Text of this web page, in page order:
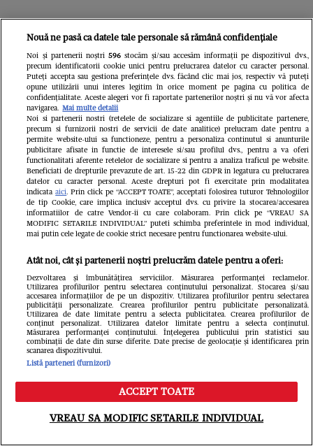
Din aceeași categorie
Meniu Caută
Nouă ne pasă ca datele tale personale să rămână confidențiale
Noi și partenerii noștri 596stocăm și/sau accesăm informații pe dispozitivul dvs.,
precum identificatorii cookie unici pentru prelucrarea datelor cu caracter personal.
Puteți accepta sau gestiona preferințele dvs. făcând clic mai jos, respectiv vă puteți
opune utilizării unui interes legitim în orice moment pe pagina cu politica de
confidențialitate. Aceste alegeri vor fi raportate partenerilor noștri și nu vă vor afecta
navigarea. Mai multe detalii
Noi si partenerii nostri (retelele de socializare si agentiile de publicitate partenere,
precum si furnizorii nostri de servicii de date analitice) prelucram date pentru a
permite website-ului sa functioneze, pentru a personaliza continutul si anunturile
publicitare afisate in functie de interesele si/sau profilul dvs., pentru a va oferi
functionalitati aferente retelelor de socializare si pentru a analiza traficul pe website.
Beneficiati de drepturile prevazute de art. 15-22 din GDPR in legatura cu prelucrarea
datelor cu caracter personal. Aceste drepturi pot fi exercitate prin modalitatea
indicataaici. Prin click pe “ACCEPT TOATE”, acceptati folosirea tuturor Tehnologiilor
de tip Cookie, care implica inclusiv acceptul dvs. cu privire la stocarea/accesarea
informatiilor de catre Vendor-ii cu care colaboram. Prin click pe “VREAU SA
MODIFIC SETARILE INDIVIDUAL” puteti schimba preferintele in mod individual,
mai putin cele legate de cookie strict necesare pentru functionarea website-ului.
Atât noi, cât și partenerii noștri prelucrăm datele pentru a oferi:
Dezvoltarea și îmbunătățirea serviciilor. Măsurarea performanței reclamelor.
Utilizarea profilurilor pentru selectarea conținutului personalizat. Stocarea și/sau
accesarea informațiilor de pe un dispozitiv. Utilizarea profilurilor pentru selectarea
publicității personalizate. Crearea profilurilor pentru publicitate personalizată.
Utilizarea de date limitate pentru a selecta publicitatea. Crearea profilurilor de
conținut personalizat. Utilizarea datelor limitate pentru a selecta conținutul.
Măsurarea performanței conținutului. Înțelegerea publicului prin statistici sau
combinații de date din surse diferite. Date precise de geolocație și identificarea prin
scanarea dispozitivului.
Listă parteneri (furnizori)
ACCEPT TOATE
VREAU SA MODIFIC SETARILE INDIVIDUAL